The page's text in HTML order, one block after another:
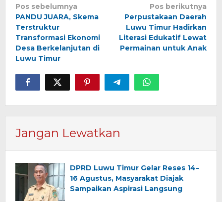
Navigasi
pos
Pos sebelumnya
PANDU JUARA, Skema
Terstruktur
Transformasi Ekonomi
Desa Berkelanjutan di
Luwu Timur
Pos berikutnya
Perpustakaan Daerah
Luwu Timur Hadirkan
Literasi Edukatif Lewat
Permainan untuk Anak
Jangan Lewatkan
DPRD Luwu Timur Gelar Reses 14–
16 Agustus, Masyarakat Diajak
Sampaikan Aspirasi Langsung